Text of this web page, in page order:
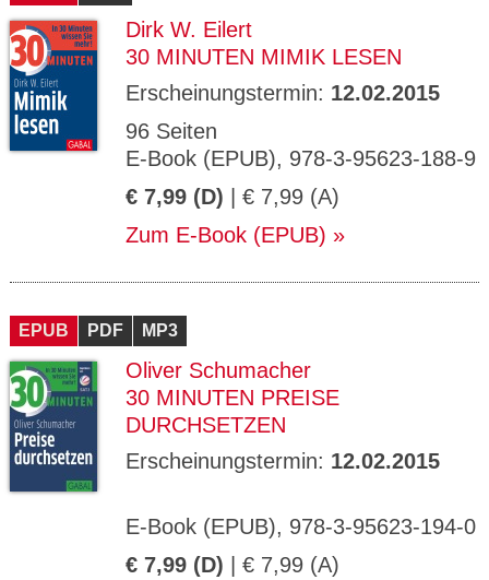
Dirk W. Eilert
30 MINUTEN MIMIK LESEN
Erscheinungstermin: 12.02.2015
96 Seiten
E-Book (EPUB), 978-3-95623-188-9
€ 7,99 (D) | € 7,99 (A)
Zum E-Book (EPUB)
EPUB PDF MP3
Oliver Schumacher
30 MINUTEN PREISE
DURCHSETZEN
Erscheinungstermin: 12.02.2015
E-Book (EPUB), 978-3-95623-194-0
€ 7,99 (D) | € 7,99 (A)